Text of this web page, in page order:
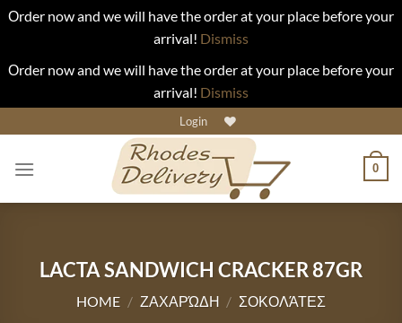
Οrder now and we will have the order at your place before your
arrival! Dismiss
Οrder now and we will have the order at your place before your
arrival! Dismiss
to
content
Login
0
LACTA SANDWICH CRACKER 87GR
HOME / ΖΑΧΑΡΏΔΗ / ΣΟΚΟΛΆΤΕΣ